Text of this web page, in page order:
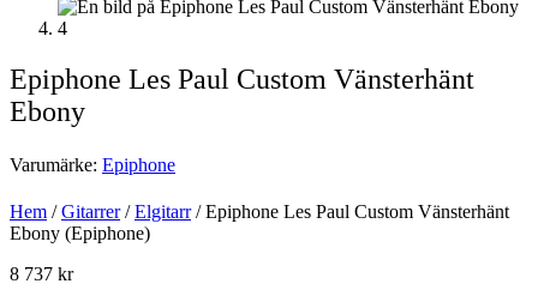
Epiphone Les Paul Custom Vänsterhänt
Ebony
Varumärke: Epiphone
Hem /Gitarrer/Elgitarr/ Epiphone Les Paul Custom Vänsterhänt
Ebony (Epiphone)
8 737 kr